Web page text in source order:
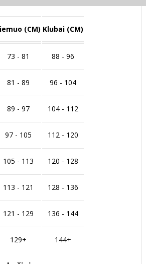
(CM) Klubai (CM)
73 - 81 88 - 96
81 - 89 96 - 104
89 - 97 104 - 112
97 - 105 112 - 120
105 - 113 120 - 128
113 - 121 128 - 136
121 - 129 136 - 144
129+ 144+